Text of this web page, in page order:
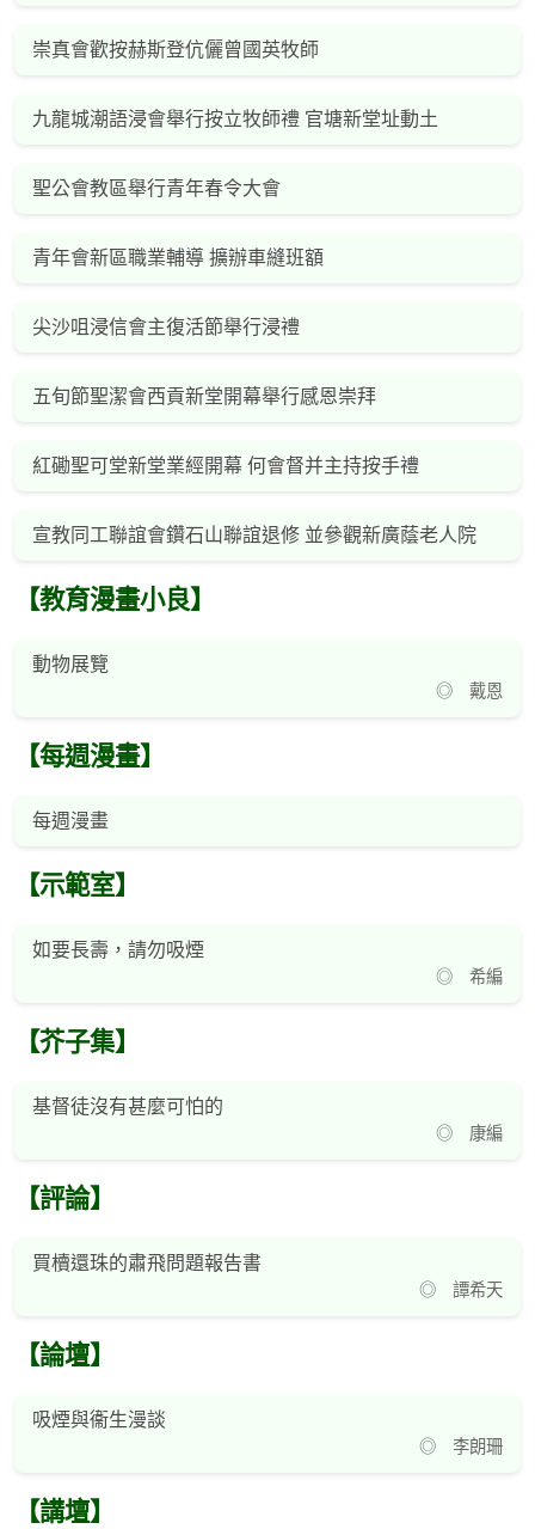
崇真會歡按赫斯登伉儷曾國英牧師
九龍城潮語浸會舉行按立牧師禮 官塘新堂址動土
聖公會教區舉行青年春令大會
青年會新區職業輔導 擴辦車縫班額
尖沙咀浸信會主復活節舉行浸禮
五旬節聖潔會西貢新堂開幕舉行感恩崇拜
紅磡聖可堂新堂業經開幕 何會督并主持按手禮
宣教同工聯誼會鑽石山聯誼退修 並參觀新廣蔭老人院
【教育漫畫小良】
動物展覽
◎ 戴恩
【每週漫畫】
每週漫畫
【示範室】
如要長壽，請勿吸煙
◎ 希編
【芥子集】
基督徒沒有甚麼可怕的
◎ 康編
【評論】
買櫝還珠的肅飛問題報告書
◎ 譚希天
【論壇】
吸煙與衞生漫談
◎ 李朗珊
【講壇】